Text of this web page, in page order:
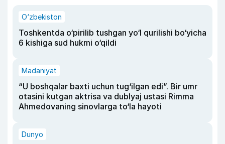
O‘zbekiston
Toshkentda o‘pirilib tushgan yo‘l qurilishi bo‘yicha
6 kishiga sud hukmi o‘qildi
Madaniyat
“U boshqalar baxti uchun tug‘ilgan edi”. Bir umr
otasini kutgan aktrisa va dublyaj ustasi Rimma
Ahmedovaning sinovlarga to‘la hayoti
Dunyo